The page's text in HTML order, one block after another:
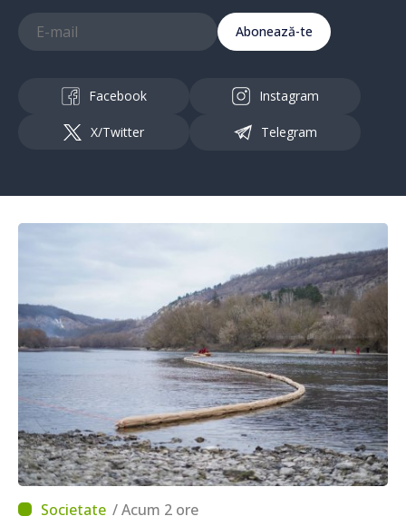
Abonează-te
Facebook Instagram
X/Twitter Telegram
/ Acum 2 ore